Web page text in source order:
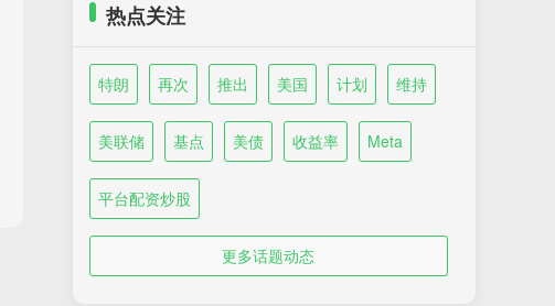
热点关注
特朗 再次 推出 美国 计划 维持
美联储 基点 美债 收益率 Meta
平台配资炒股
更多话题动态